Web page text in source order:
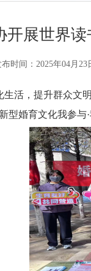
开展世界
布时间：2025年04月23
，提升群众文明
型婚育文化我参与